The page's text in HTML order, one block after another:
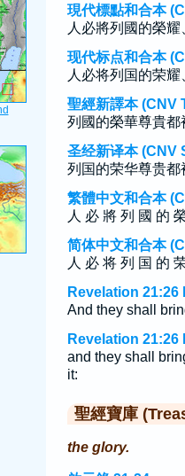
現代標點和合本
人必將列國的榮耀
现代标点和合本
人必将列国的荣耀
聖經新譯本 (CNV
列國的榮華尊貴都
圣经新译本 (CNV
列国的荣华尊贵都
繁體中文和合本
人 必 將 列 國 的
简体中文和合本
人 必 将 列 国 的
Revelation
And they shall
Revelation
and they shall
it:
聖經寶庫
the glory.